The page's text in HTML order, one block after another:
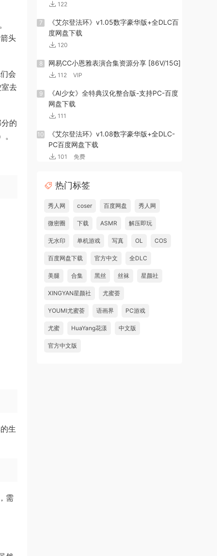
头
会
去
的
生
需
122
7
《艾尔登法环》v1.05数字豪华版+全DLC百
度网盘下载
120
8 网易CC小恩雅表演合集资源分享 [86V/15G]
112 VIP
9
《AI少女》全特典汉化整合版-支持PC-百度
网盘下载
111
10
《艾尔登法环》v1.08数字豪华版+全DLC-
PC百度网盘下载
101 免费
热门标签
秀人网 coser 百度网盘 秀人网
微密圈 下载 ASMR 解压即玩
无水印 单机游戏 写真 OL COS
百度网盘下载 官方中文 全DLC
美腿 合集 黑丝 丝袜 星颜社
XINGYAN星颜社 尤蜜荟
YOUMI尤蜜荟 语画界 PC游戏
尤蜜 HuaYang花漾 中文版
官方中文版